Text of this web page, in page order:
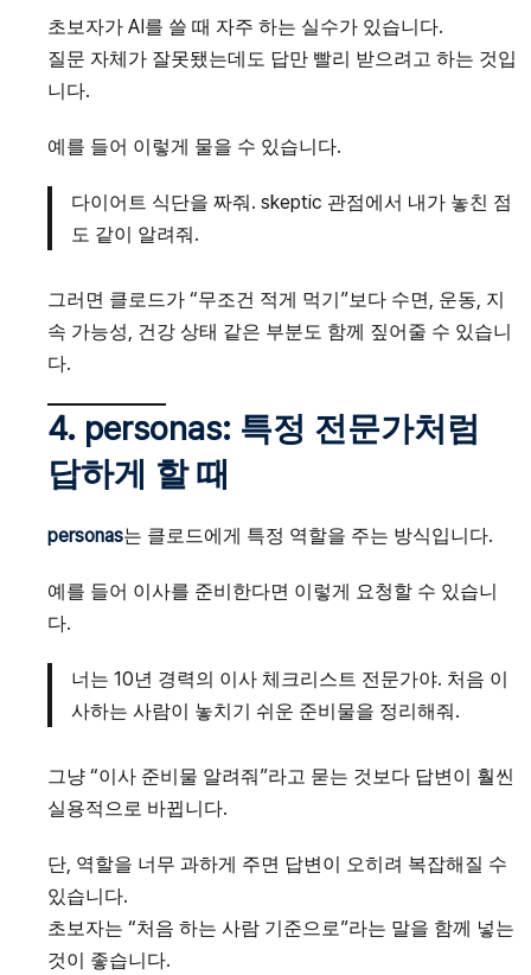
초보자가 AI를 쓸 때 자주 하는 실수가 있습니다.
질문 자체가 잘못됐는데도 답만 빨리 받으려고 하는 것입
니다.
예를 들어 이렇게 물을 수 있습니다.
다이어트 식단을 짜줘. skeptic 관점에서 내가 놓친 점
도 같이 알려줘.
그러면 클로드가 “무조건 적게 먹기”보다 수면, 운동, 지
속 가능성, 건강 상태 같은 부분도 함께 짚어줄 수 있습니
다.
4. personas: 특정 전문가처럼
답하게 할 때
personas는 클로드에게 특정 역할을 주는 방식입니다.
예를 들어 이사를 준비한다면 이렇게 요청할 수 있습니
다.
너는 10년 경력의 이사 체크리스트 전문가야. 처음 이
사하는 사람이 놓치기 쉬운 준비물을 정리해줘.
그냥 “이사 준비물 알려줘”라고 묻는 것보다 답변이 훨씬
실용적으로 바뀝니다.
단, 역할을 너무 과하게 주면 답변이 오히려 복잡해질 수
있습니다.
초보자는 “처음 하는 사람 기준으로”라는 말을 함께 넣는
것이 좋습니다.